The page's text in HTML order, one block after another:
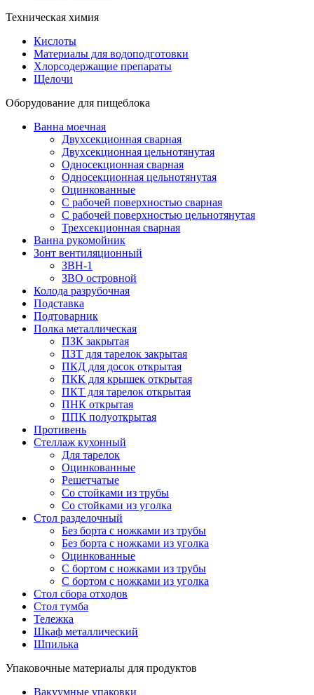
Техническая химия
Кислоты
Материалы для водоподготовки
Хлорсодержащие препараты
Щелочи
Оборудование для пищеблока
Ванна моечная
Двухсекционная сварная
Двухсекционная цельнотянутая
Односекционная сварная
Односекционная цельнотянутая
Оцинкованные
С рабочей поверхностью сварная
С рабочей поверхностью цельнотянутая
Трехсекционная сварная
Ванна рукомойник
Зонт вентиляционный
ЗВН-1
ЗВО островной
Колода разрубочная
Подставка
Подтоварник
Полка металлическая
ПЗК закрытая
ПЗТ для тарелок закрытая
ПКД для досок открытая
ПКК для крышек открытая
ПКТ для тарелок открытая
ПНК открытая
ППК полуоткрытая
Противень
Стеллаж кухонный
Для тарелок
Оцинкованные
Решетчатые
Со стойками из трубы
Со стойками из уголка
Стол разделочный
Без борта с ножками из трубы
Без борта с ножками из уголка
Оцинкованные
С бортом с ножками из трубы
С бортом с ножками из уголка
Стол сбора отходов
Стол тумба
Тележка
Шкаф металлический
Шпилька
Упаковочные материалы для продуктов
Вакуумные упаковки